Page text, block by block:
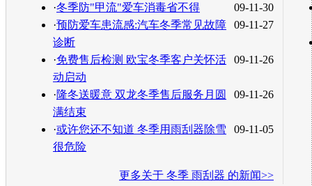
09-11-30
·冬季防"甲流"爱车消毒省不得
09-11-27
·预防爱车患流感:汽车冬季常见故障
诊断
09-11-26
·免费售后检测 欧宝冬季客户关怀活
动启动
09-11-26
·隆冬送暖意 双龙冬季售后服务月圆
满结束
09-11-05
·或许您还不知道 冬季用雨刮器除雪
很危险
更多关于 冬季 雨刮器 的新闻>>